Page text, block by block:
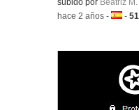
Contenido educativo.
subido por Beatriz M.
-hace 2 años -Idioma:
-51